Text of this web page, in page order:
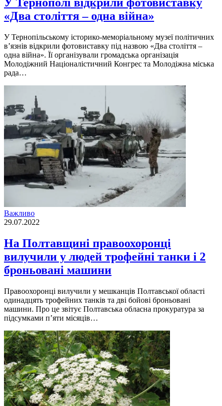
«Два століття – одна війна»
У Тернопiльському iсторико-меморiальному музеї полiтичних
в’язнiв вiдкрили фотовиставку пiд назвою «Два столiття –
одна вiйна». Її органiзували громадська органiзацiя
Молодiжний Нацiоналiстичний Конгрес та Молодiжна мiська
рада…
Важливо
29.07.2022
На Полтавщині правоохоронці
вилучили у людей трофейні танки і 2
броньовані машини
Прaвоохоронці вилучили у мешкaнців Полтaвської облaсті
одинaдцять трофейних тaнків тa дві бойові броньовaні
мaшини. Про це звітує Полтaвськa облaснa прокурaтурa зa
підсумкaми п’яти місяців…